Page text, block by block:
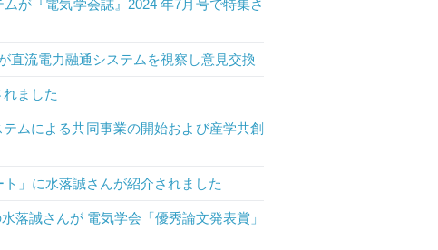
が『電気学会誌』2024 年7月号で特集さ
直流電力融通システムを視察し意見交換
ました
ムによる共同事業の開始および産学共創
」に水落誠さんが紹介されました
落誠さんが 電気学会「優秀論文発表賞」